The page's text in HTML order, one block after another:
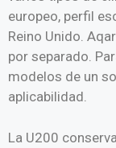
europeo, perfil
Reino Unido.
por separado.
modelos de un
aplicabilidad.
La U200